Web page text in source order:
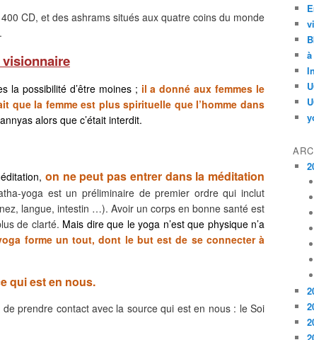
CD, et des ashrams situés aux quatre coins du monde
la possibilité d’être moines ; il a donné aux femmes le
que la femme est plus spirituelle que l’homme dans
alors que c’était interdit.
on ne peut pas entrer dans la méditation
yoga est un préliminaire de premier ordre qui inclut
langue, intestin …). Avoir un corps en bonne santé est
de clarté. Mais dire que le yoga n’est que physique n’a
forme un tout, dont le but est de se connecter à
qui est en nous.
prendre contact avec la source qui est en nous : le Soi